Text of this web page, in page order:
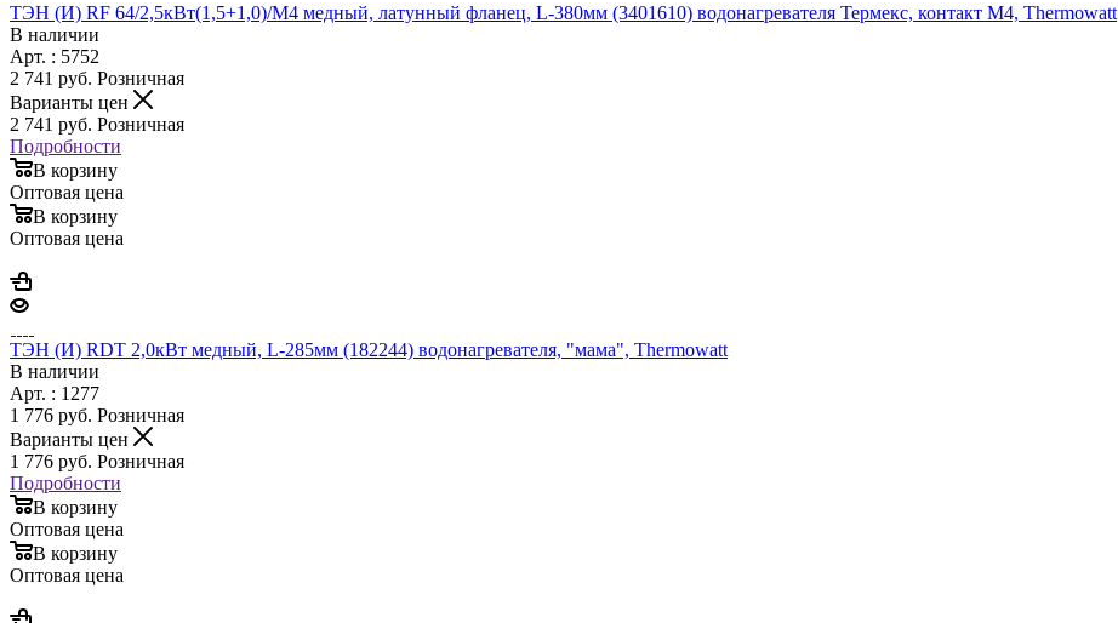
ТЭН (И) RF 64/2,5кВт(1,5+1,0)/М4 медный, латунный фланец, L-380мм (3401610) водонагревателя Термекс, контакт М4, Thermowatt
В наличии
Арт. : 5752
2 741 руб. Розничная
Варианты цен
2 741 руб. Розничная
Подробности
В корзину
Оптовая цена
В корзину
Оптовая цена
ТЭН (И) RDT 2,0кВт медный, L-285мм (182244) водонагревателя, "мама", Thermowatt
В наличии
Арт. : 1277
1 776 руб. Розничная
Варианты цен
1 776 руб. Розничная
Подробности
В корзину
Оптовая цена
В корзину
Оптовая цена